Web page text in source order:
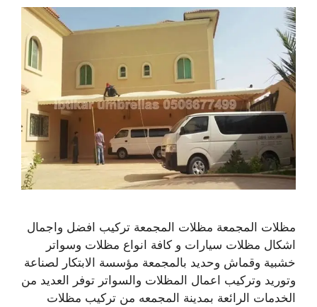
مظلات المجمعة مظلات المجمعة تركيب افضل واجمال
اشكال مظلات سيارات و كافة انواع مظلات وسواتر
خشبية وقماش وحديد بالمجمعة مؤسسة الابتكار لصناعة
وتوريد وتركيب اعمال المظلات والسواتر توفر العديد من
الخدمات الرائعة بمدينة المجمعه من تركيب مظلات